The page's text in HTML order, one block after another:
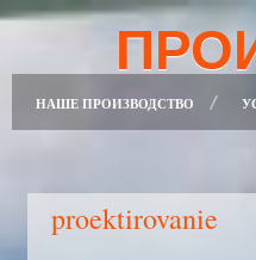
НАШЕ ПРОИЗВОДСТВО
proektirovanie